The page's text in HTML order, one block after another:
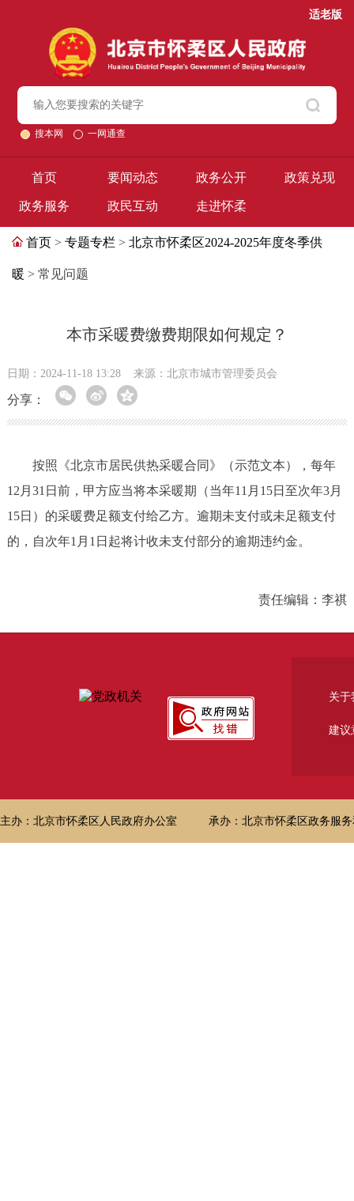
适老版
搜本网 一网通查
首页 要闻动态 政务公开 政策兑现
政务服务 政民互动 走进怀柔
首页 > 专题专栏 > 北京市怀柔区2024-2025年度冬季供
暖 > 常见问题
本市采暖费缴费期限如何规定？
日期：2024-11-18 13:28 来源：北京市城市管理委员会
分享：
按照《北京市居民供热采暖合同》（示范文本），每年
12月31日前，甲方应当将本采暖期（当年11月15日至次年3月
15日）的采暖费足额支付给乙方。逾期未支付或未足额支付
的，自次年1月1日起将计收未支付部分的逾期违约金。
责任编辑：李祺
关于
建议
主办：北京市怀柔区人民政府办公室 承办：北京市怀柔区政务服